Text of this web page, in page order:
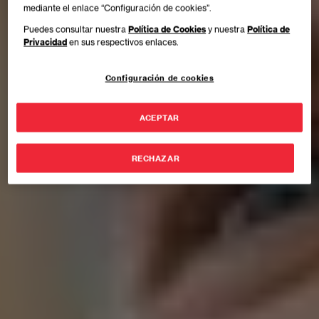
mediante el enlace “Configuración de cookies”.
Puedes consultar nuestraPolítica de Cookies y nuestraPolítica de
Privacidad en sus respectivos enlaces.
Configuración de cookies
RECHAZAR
ACEPTAR